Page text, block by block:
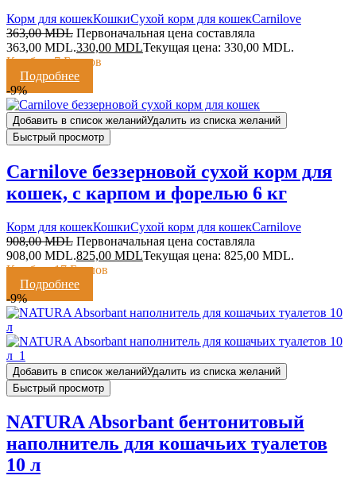
Корм для кошекКошкиСухой корм для кошекСarnilove
363,00MDL Первоначальная цена составляла
363,00 MDL.330,00 MDLТекущая цена: 330,00 MDL.
Кешбэк:7 Баллов
Подробнее
-9%
Добавить в список желанийУдалить из списка желаний
Быстрый просмотр
Carnilove беззерновой сухой корм для
кошек, с карпом и форелью 6 кг
Корм для кошекКошкиСухой корм для кошекСarnilove
908,00MDL Первоначальная цена составляла
908,00 MDL.825,00 MDLТекущая цена: 825,00 MDL.
Кешбэк:17 Баллов
Подробнее
-9%
Добавить в список желанийУдалить из списка желаний
Быстрый просмотр
NATURA Absorbant бентонитовый
наполнитель для кошачьих туалетов
10 л